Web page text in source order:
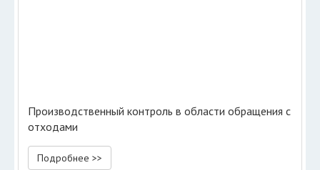
Производственный контроль в области обращения с
отходами
Подробнее >>